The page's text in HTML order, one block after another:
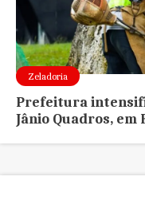
Zeladoria
Prefeitura
Jânio Quadros, em